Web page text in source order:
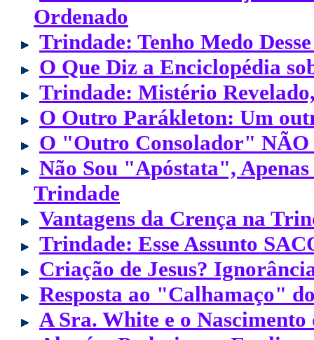
Ordenado
Trindade: Tenho Medo
O Que Diz a Enciclopédia
Trindade: Mistério
O Outro Parákleton: Um
O "Outro Consolador" NÃO
Não Sou "Apóstata",
Trindade
Vantagens da Crença na
Trindade: Esse Assunto
Criação de Jesus?
Resposta ao "Calhamaço"
A Sra. White e o